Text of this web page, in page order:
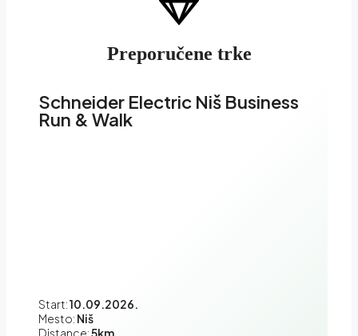
Preporučene trke
Schneider Electric Niš Business
Run & Walk
Start:10.09.2026.
Mesto: Niš
Distance:5km